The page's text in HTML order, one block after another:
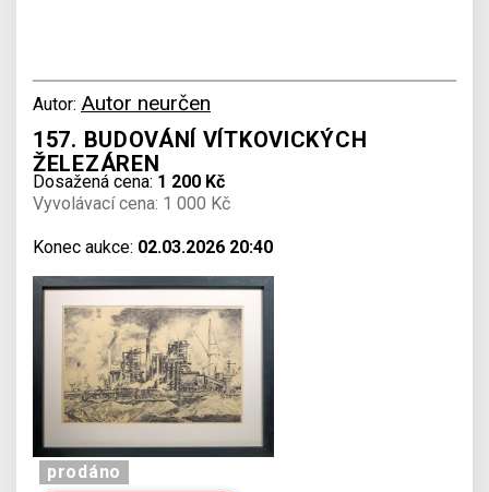
Autor: Autor neurčen
157. BUDOVÁNÍ VÍTKOVICKÝCH
ŽELEZÁREN
Dosažená cena: 1 200 Kč
Vyvolávací cena: 1 000 Kč
Konec aukce: 02.03.2026 20:40
prodáno